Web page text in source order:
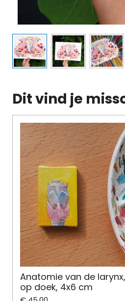
Dit vind je
Anatomie van de
op doek, 4x6 cm